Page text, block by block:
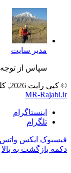
مدیر سایت
سپاس از
© کپی رایت 2026, کلیه حقوق محفوظ است |
MR-Rajabi.ir
اینستاگرام
تلگرام
فیسبوک ایکس
دکمه بازگشت به بالا